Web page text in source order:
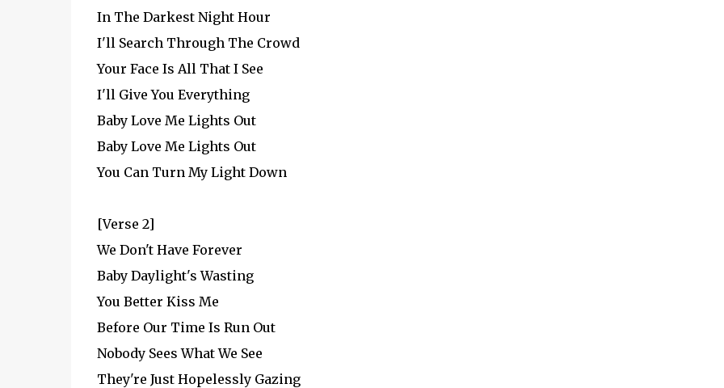
In The Darkest Night Hour
I'll Search Through The Crowd
Your Face Is All That I See
I'll Give You Everything
Baby Love Me Lights Out
Baby Love Me Lights Out
You Can Turn My Light Down
[Verse 2]
We Don't Have Forever
Baby Daylight's Wasting
You Better Kiss Me
Before Our Time Is Run Out
Nobody Sees What We See
They're Just Hopelessly Gazing